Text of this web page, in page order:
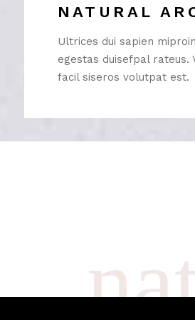
NATURAL
Ultrices dui sapien
egestas duisefpal rateus.
facil siseros volutpat est.